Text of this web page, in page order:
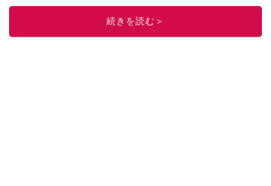
続きを読む＞